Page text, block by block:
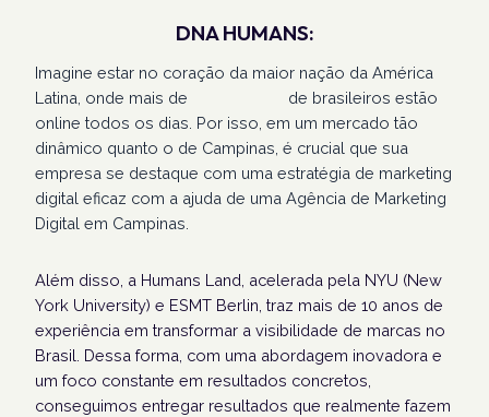
DNA HUMANS:
Imagine estar no coração da maior nação da América
Latina, onde mais de
de brasileiros estão
online todos os dias. Por isso, em um mercado tão
dinâmico quanto o de Campinas, é crucial que sua
empresa se destaque com uma estratégia de marketing
digital eficaz com a ajuda de uma Agência de Marketing
Digital em Campinas.
Além disso, a Humans Land, acelerada pela NYU (New
York University) e ESMT Berlin, traz mais de 10 anos de
experiência em transformar a visibilidade de marcas no
Brasil. Dessa forma, com uma abordagem inovadora e
um foco constante em resultados concretos,
conseguimos entregar resultados que realmente fazem